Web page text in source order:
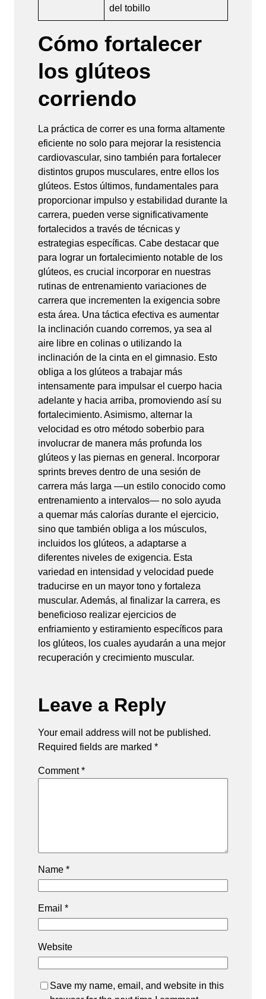
del tobillo
Cómo fortalecer
los glúteos
corriendo
La práctica de correr es una forma altamente
eficiente no solo para mejorar la resistencia
cardiovascular, sino también para fortalecer
distintos grupos musculares, entre ellos los
glúteos. Estos últimos, fundamentales para
proporcionar impulso y estabilidad durante la
carrera, pueden verse significativamente
fortalecidos a través de técnicas y
estrategias específicas. Cabe destacar que
para lograr un fortalecimiento notable de los
glúteos, es crucial incorporar en nuestras
rutinas de entrenamiento variaciones de
carrera que incrementen la exigencia sobre
esta área. Una táctica efectiva es aumentar
la inclinación cuando corremos, ya sea al
aire libre en colinas o utilizando la
inclinación de la cinta en el gimnasio. Esto
obliga a los glúteos a trabajar más
intensamente para impulsar el cuerpo hacia
adelante y hacia arriba, promoviendo así su
fortalecimiento. Asimismo, alternar la
velocidad es otro método soberbio para
involucrar de manera más profunda los
glúteos y las piernas en general. Incorporar
sprints breves dentro de una sesión de
carrera más larga —un estilo conocido como
entrenamiento a intervalos— no solo ayuda
a quemar más calorías durante el ejercicio,
sino que también obliga a los músculos,
incluidos los glúteos, a adaptarse a
diferentes niveles de exigencia. Esta
variedad en intensidad y velocidad puede
traducirse en un mayor tono y fortaleza
muscular. Además, al finalizar la carrera, es
beneficioso realizar ejercicios de
enfriamiento y estiramiento específicos para
los glúteos, los cuales ayudarán a una mejor
recuperación y crecimiento muscular.
Leave a Reply
Your email address will not be published.
Required fields are marked *
Comment*
Name *
Email *
Website
Save my name, email, and website in this